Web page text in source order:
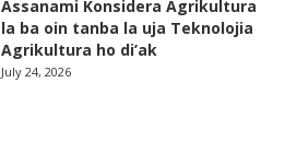
Assanami Konsidera Agrikultura
la ba oin tanba la uja Teknolojia
Agrikultura ho di’ak
July 24, 2026